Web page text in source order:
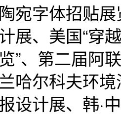
宛字体招贴
展、美国“
”、第二届阿
哈尔科夫环
设计展、韩·